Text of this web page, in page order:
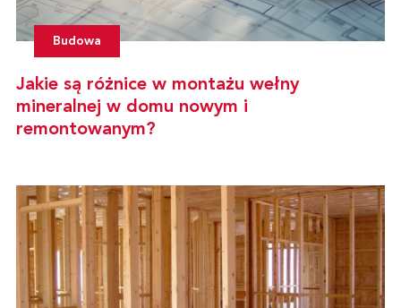
Budowa
Jakie są różnice w montażu wełny
mineralnej w domu nowym i
remontowanym?